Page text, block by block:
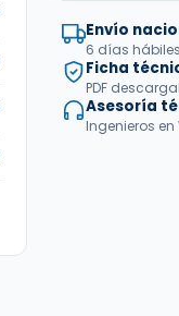
Envío
6 días hábiles
Ficha
PDF
Asesoría
Ingenieros en